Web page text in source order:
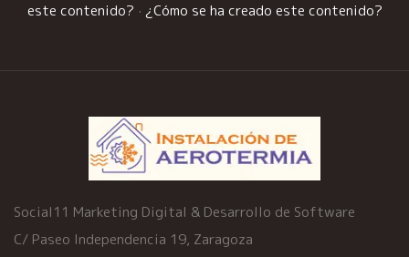
este contenido? · ¿Cómo se ha creado este contenido?
Social11 Marketing Digital & Desarrollo de Software
C/ Paseo Independencia 19, Zaragoza